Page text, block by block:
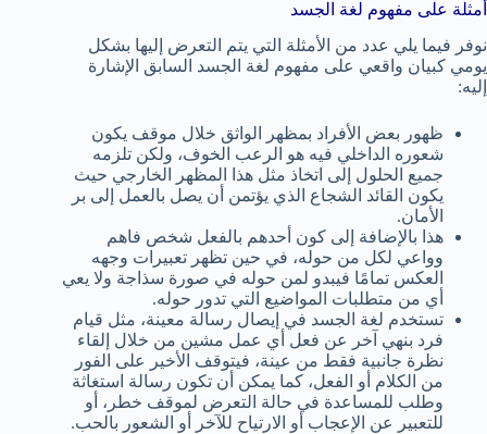
أمثلة على مفهوم لغة الجسد
نوفر فيما يلي عدد من الأمثلة التي يتم التعرض إليها بشكل
يومي كبيان واقعي على مفهوم لغة الجسد السابق الإشارة
إليه:
ظهور بعض الأفراد بمظهر الواثق خلال موقف يكون
شعوره الداخلي فيه هو الرعب الخوف، ولكن تلزمه
جميع الحلول إلى اتخاذ مثل هذا المظهر الخارجي حيث
يكون القائد الشجاع الذي يؤتمن أن يصل بالعمل إلى بر
الأمان.
هذا بالإضافة إلى كون أحدهم بالفعل شخص فاهم
وواعي لكل من حوله، في حين تظهر تعبيرات وجهه
العكس تمامًا فيبدو لمن حوله في صورة سذاجة ولا يعي
أي من متطلبات المواضيع التي تدور حوله.
تستخدم لغة الجسد في إيصال رسالة معينة، مثل قيام
فرد بنهي آخر عن فعل أي عمل مشين من خلال إلقاء
نظرة جانبية فقط من عينة، فيتوقف الأخير على الفور
من الكلام أو الفعل، كما يمكن أن تكون رسالة استغاثة
وطلب للمساعدة في حالة التعرض لموقف خطر، أو
للتعبير عن الإعجاب أو الارتياح للآخر أو الشعور بالحب.